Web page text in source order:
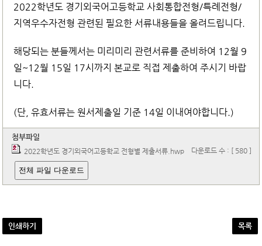
2022학년도 경기외국어고등학교 사회통합전형/특례전형/
지역우수자전형 관련된 필요한 서류내용들을 올려드립니다.
해당되는 분들께서는 미리미리 관련서류를 준비하여 12월 9
일~12월 15일 17시까지 본교로 직접 제출하여 주시기 바랍
니다.
(단, 유효서류는 원서제출일 기준 14일 이내여야합니다.)
첨부파일
2022학년도 경기외국어고등학교 전형별 제출서류.hwp 다운로드 수 : [ 580 ]
전체 파일 다운로드
인쇄하기 목록